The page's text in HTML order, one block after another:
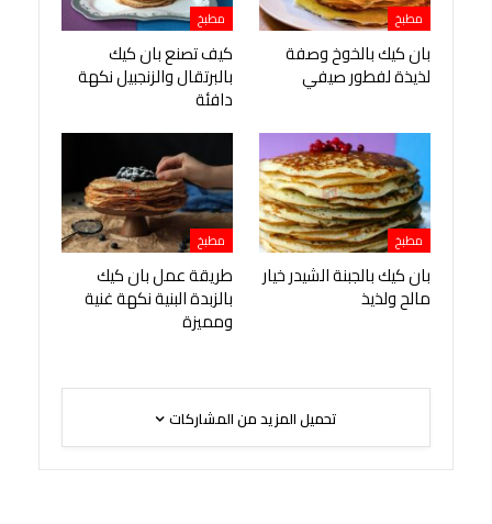
مطبخ
بان كيك بالخوخ وصفة
لذيذة لفطور صيفي
مطبخ
كيف تصنع بان كيك
بالبرتقال والزنجبيل نكهة
دافئة
مطبخ
بان كيك بالجبنة الشيدر خيار
مالح ولذيذ
مطبخ
طريقة عمل بان كيك
بالزبدة البنية نكهة غنية
ومميزة
تحميل المزيد من المشاركات